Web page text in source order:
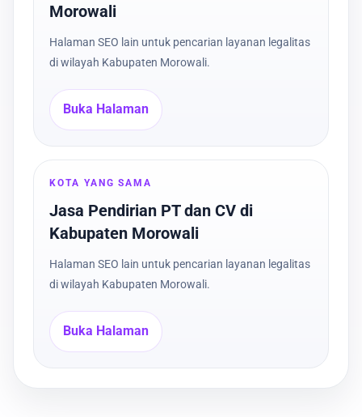
Morowali
Halaman SEO lain untuk pencarian layanan legalitas
di wilayah Kabupaten Morowali.
Buka Halaman
KOTA YANG SAMA
Jasa Pendirian PT dan CV di
Kabupaten Morowali
Halaman SEO lain untuk pencarian layanan legalitas
di wilayah Kabupaten Morowali.
Buka Halaman